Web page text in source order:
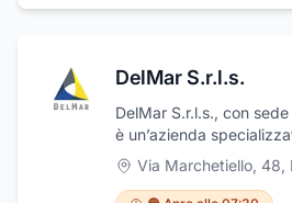
DelMar S.r.l.s.
DelMar S.r.l.s., con
è un’azienda
del settore lapideo,
spazi abitativi, quanto
Via Marchetiello, 48,